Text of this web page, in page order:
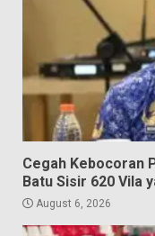
Cegah Kebocoran
Batu Sisir 620 Vila
August 6, 2026